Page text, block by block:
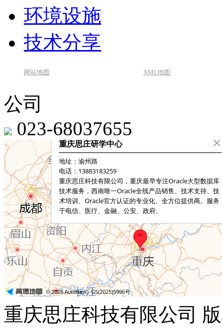
环境设施
技术分享
网站地图 XML地图
公司
023-68037655
重庆思庄科技有限公司